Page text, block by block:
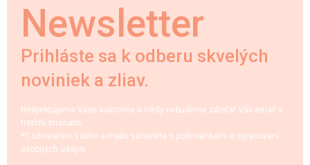
Newsletter
Prihláste sa k odberu skvelých
noviniek a zliav.
Rešpektujeme Vaše súkromie a nikdy nebudeme zdieľať Váš email s
tretími stranami.
*S odoslaním Vášho e-mailu súhlasíte s podmienkami o spracovaní
osobných údajov.